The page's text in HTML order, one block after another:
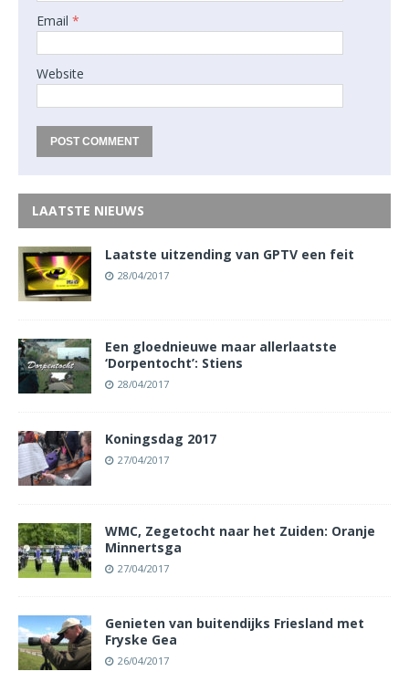
Email *
Website
LAATSTE NIEUWS
Laatste uitzending van GPTV een feit
28/04/2017
Een gloednieuwe maar allerlaatste
‘Dorpentocht’: Stiens
28/04/2017
Koningsdag 2017
27/04/2017
WMC, Zegetocht naar het Zuiden: Oranje
Minnertsga
27/04/2017
Genieten van buitendijks Friesland met
Fryske Gea
26/04/2017